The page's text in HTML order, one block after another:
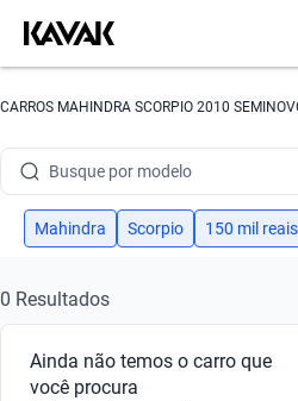
CARROS MAHINDRA SCORPIO 2010
Busque por modelo
Busque por versão
Busque por marca
Busque por modelo
Mahindra Scorpio 150 mil reais
0 Resultados
Ainda não temos o carro que
você procura